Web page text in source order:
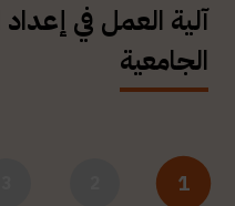
آلية العمل في
الجامعية
1